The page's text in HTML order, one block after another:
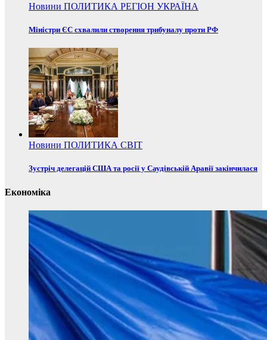
Новини ПОЛИТИКА РЕГІОН УКРАЇНА
Міністри ЄС схвалили створення трибуналу проти РФ
Новини ПОЛИТИКА СВІТ
Зустріч делегацій США та росії у Саудівській Аравії закінчилася
Економіка